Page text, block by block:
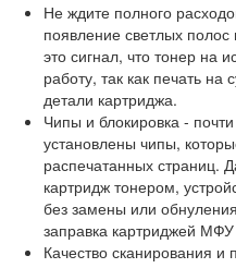
Не ждите полного
появление светлых
это сигнал, что тонер на
работу, так как печать
детали картриджа.
Чипы и блокировка -
установлены чипы,
распечатанных страниц.
картридж тонером,
без замены или
заправка картриджей МФУ
Качество сканирования и